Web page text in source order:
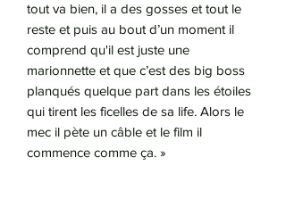
tout va bien, il a des gosses et tout le
reste et puis au bout d’un moment il
comprend qu'il est juste une
marionnette et que c’est des big boss
planqués quelque part dans les étoiles
qui tirent les ficelles de sa life. Alors le
mec il pète un câble et le film il
commence comme ça. »